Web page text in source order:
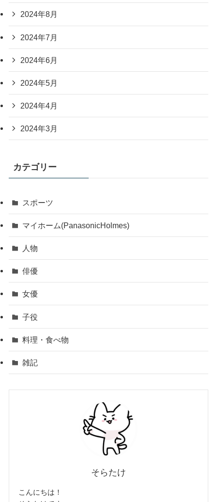
2024年8月
2024年7月
2024年6月
2024年5月
2024年4月
2024年3月
カテゴリー
スポーツ
マイホーム(PanasonicHolmes)
人物
俳優
女優
子役
料理・食べ物
雑記
そらたけ
こんにちは！